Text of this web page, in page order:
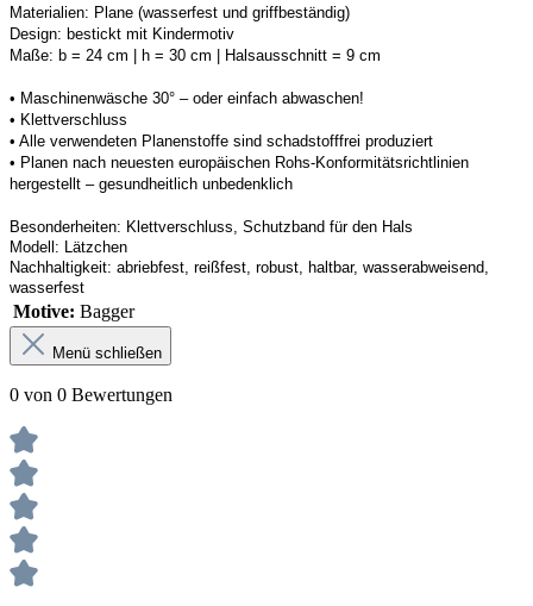
Materialien: Plane (wasserfest und griffbeständig)
Design: bestickt mit Kindermotiv
Maße: b = 24 cm | h = 30 cm | Halsausschnitt = 9 cm
• Maschinenwäsche 30° – oder einfach abwaschen!
• Klettverschluss
• Alle verwendeten Planenstoffe sind schadstofffrei produziert
• Planen nach neuesten europäischen Rohs-Konformitätsrichtlinien
hergestellt – gesundheitlich unbedenklich
Besonderheiten: Klettverschluss, Schutzband für den Hals
Modell: Lätzchen
Nachhaltigkeit: abriebfest, reißfest, robust, haltbar, wasserabweisend,
wasserfest
Motive: Bagger
Menü schließen
0 von 0 Bewertungen